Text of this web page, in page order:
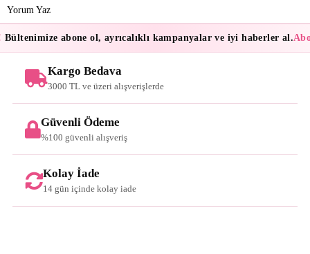
Yorum Yaz
Bültenimize abone ol, ayrıcalıklı kampanyalar ve iyi haberler al.
Kargo Bedava
3000 TL ve üzeri alışverişlerde
Güvenli Ödeme
%100 güvenli alışveriş
Kolay İade
14 gün içinde kolay iade